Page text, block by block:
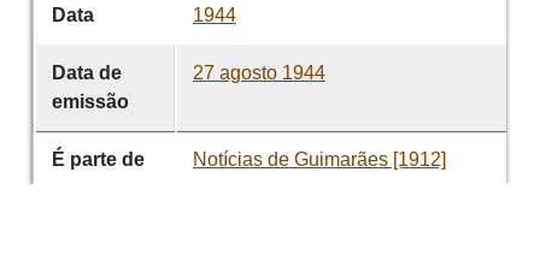
Data 1944
Data de
emissão
27 agosto 1944
É parte de Notícias de Guimarães [1912]